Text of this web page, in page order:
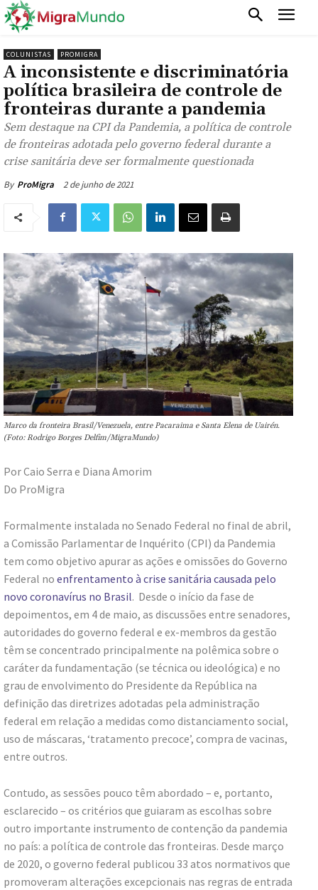
COLUNISTAS PROMIGRA
A inconsistente e discriminatória
política brasileira de controle de
fronteiras durante a pandemia
Sem destaque na CPI da Pandemia, a política de controle
de fronteiras adotada pelo governo federal durante a
crise sanitária deve ser formalmente questionada
By ProMigra 2 de junho de 2021
Marco da fronteira Brasil/Venezuela, entre Pacaraima e Santa Elena de Uairén.
(Foto: Rodrigo Borges Delfim/MigraMundo)
Por Caio Serra e Diana Amorim
Do ProMigra
Formalmente instalada no Senado Federal no final de abril,
a Comissão Parlamentar de Inquérito (CPI) da Pandemia
tem como objetivo apurar as ações e omissões do Governo
Federal no enfrentamento à crise sanitária causada pelo
novo coronavírus no Brasil. Desde o início da fase de
depoimentos, em 4 de maio, as discussões entre senadores,
autoridades do governo federal e ex-membros da gestão
têm se concentrado principalmente na polêmica sobre o
caráter da fundamentação (se técnica ou ideológica) e no
grau de envolvimento do Presidente da República na
definição das diretrizes adotadas pela administração
federal em relação a medidas como distanciamento social,
uso de máscaras, ‘tratamento precoce’, compra de vacinas,
entre outros.
Contudo, as sessões pouco têm abordado – e, portanto,
esclarecido – os critérios que guiaram as escolhas sobre
outro importante instrumento de contenção da pandemia
no país: a política de controle das fronteiras. Desde março
de 2020, o governo federal publicou 33 atos normativos que
promoveram alterações excepcionais nas regras de entrada